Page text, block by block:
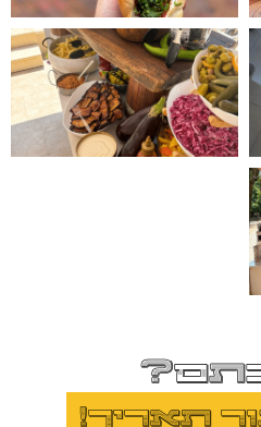
תאריך!